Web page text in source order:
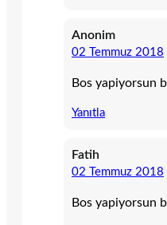
Anonim
02 Temmuz 2018
Bos yapiyorsun
Yanıtla
Fatih
02 Temmuz 2018
Bos yapiyorsun